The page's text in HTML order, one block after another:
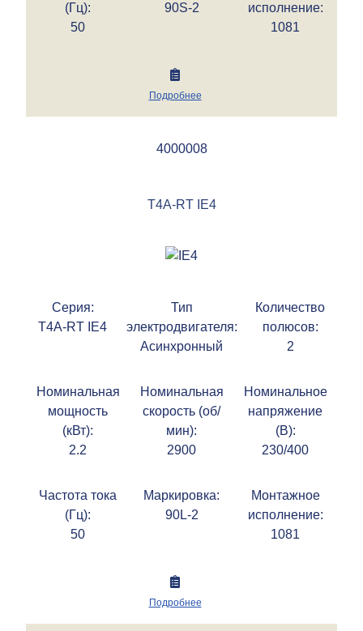
(Гц):
50
90S-2
исполнение:
1081
Подробнее
4000008
T4A-RT IE4
Серия:
T4A-RT IE4
Тип
электродвигателя:
Асинхронный
Количество
полюсов:
2
Номинальная
мощность
(кВт):
2.2
Номинальная
скорость (об/
мин):
2900
Номинальное
напряжение
(В):
230/400
Частота тока
(Гц):
50
Маркировка:
90L-2
Монтажное
исполнение:
1081
Подробнее